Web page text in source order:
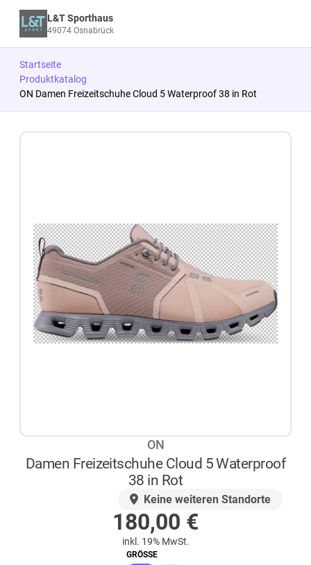
L&T Sporthaus
49074 Osnabrück
Startseite
Produktkatalog
ON Damen Freizeitschuhe Cloud 5 Waterproof 38 in Rot
ON
Damen Freizeitschuhe Cloud 5 Waterproof
38 in Rot
Keine weiteren Standorte
180,00 €
inkl. 19% MwSt.
GRÖSSE